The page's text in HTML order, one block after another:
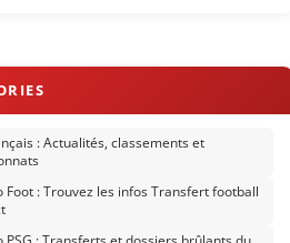
: Actualités, classements et
Foot : Trouvez les infos Transfert football